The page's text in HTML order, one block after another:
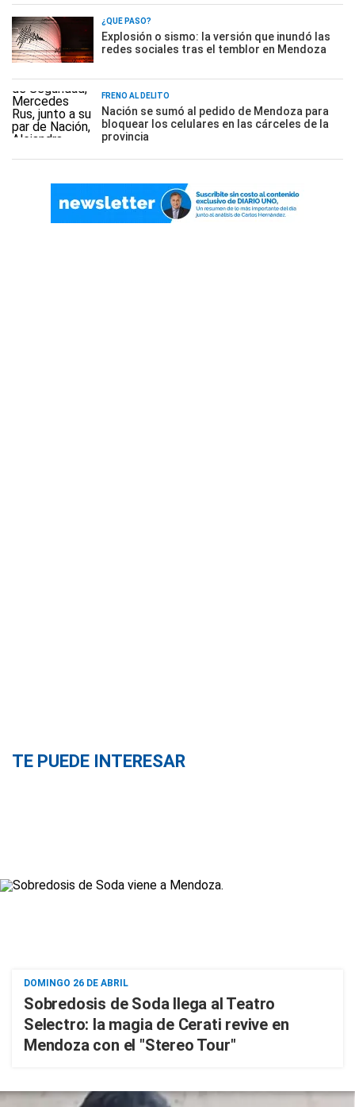
¿QUÉ PASÓ?
Explosión o sismo: la versión que inundó las
redes sociales tras el temblor en Mendoza
FRENO AL DELITO
Nación se sumó al pedido de Mendoza para
bloquear los celulares en las cárceles de la
provincia
TE PUEDE INTERESAR
DOMINGO 26 DE ABRIL
Sobredosis de Soda llega al Teatro
Selectro: la magia de Cerati revive en
Mendoza con el "Stereo Tour"